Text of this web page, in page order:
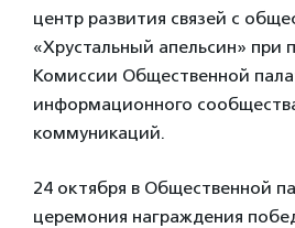
центр развития связей с
«Хрустальный апельсин» при
Комиссии Общественной
информационного
коммуникаций.
24 октября в Общественной
церемония награждения